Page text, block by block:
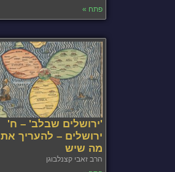
פתח »
'ירושלים שבלב' – ח'
ירושלים – להעריך את
מה שיש
הרב זאבי קצנלבוגן